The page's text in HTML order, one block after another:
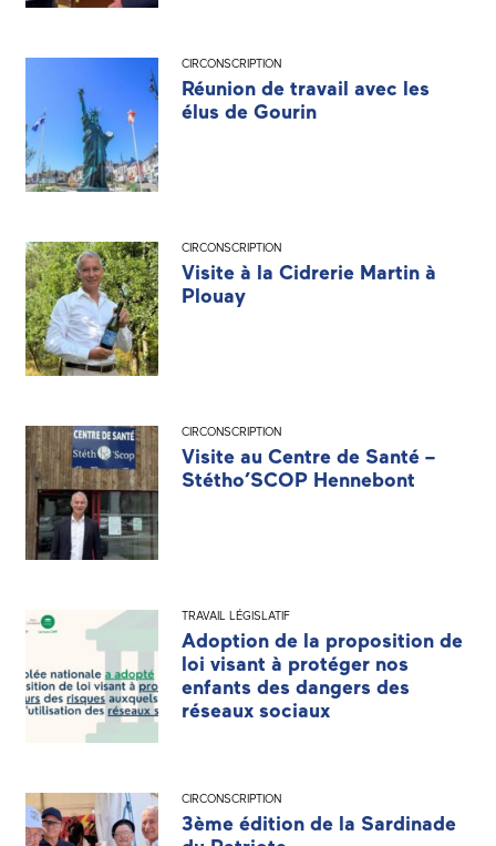
CIRCONSCRIPTION
Réunion de travail avec les
élus de Gourin
CIRCONSCRIPTION
Visite à la Cidrerie Martin à
Plouay
CIRCONSCRIPTION
Visite au Centre de Santé –
Stétho’SCOP Hennebont
TRAVAIL LÉGISLATIF
Adoption de la proposition de
loi visant à protéger nos
enfants des dangers des
réseaux sociaux
CIRCONSCRIPTION
3ème édition de la Sardinade